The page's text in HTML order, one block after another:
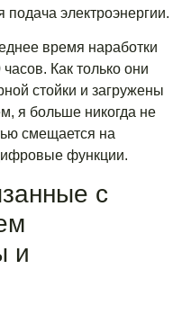
электроэнергии.
время наработки
Как только они
стойки и загружены
я больше никогда не
смещается на
функции.
с
и